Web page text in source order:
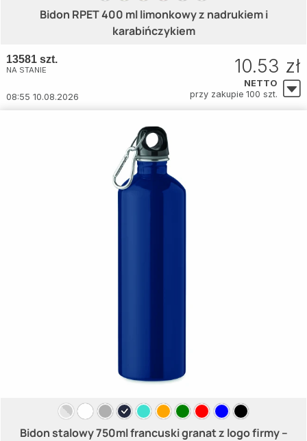
Bidon RPET 400 ml limonkowy z nadrukiem i
karabińczykiem
13581 szt.
NA STANIE
08:55 10.08.2026
10.53 zł
NETTO
przy zakupie 100 szt.
Bidon stalowy 750ml francuski granat z logo firmy –